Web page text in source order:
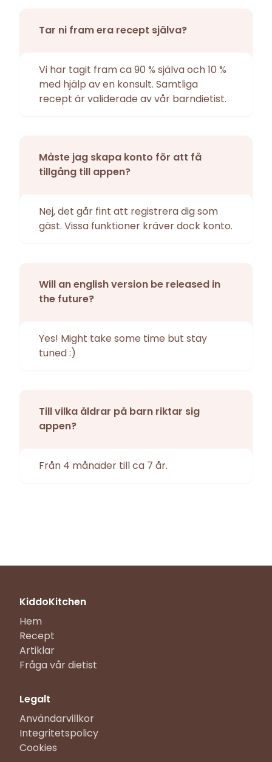
Tar ni fram era recept själva?
Vi har tagit fram ca 90 % själva och 10 %
med hjälp av en konsult. Samtliga
recept är validerade av vår barndietist.
Måste jag skapa konto för att få
tillgång till appen?
Nej, det går fint att registrera dig som
gäst. Vissa funktioner kräver dock konto.
Will an english version be released in
the future?
Yes! Might take some time but stay
tuned :)
Till vilka åldrar på barn riktar sig
appen?
Från 4 månader till ca 7 år.
KiddoKitchen
Hem
Recept
Artiklar
Fråga vår dietist
Legalt
Användarvillkor
Integritetspolicy
Cookies